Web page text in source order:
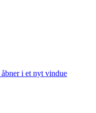
i et nyt vindue